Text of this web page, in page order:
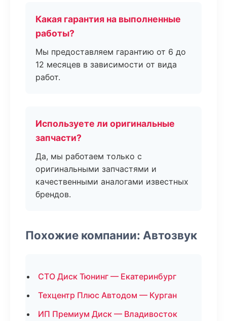
Какая гарантия на выполненные
работы?
Мы предоставляем гарантию от 6 до
12 месяцев в зависимости от вида
работ.
Используете ли оригинальные
запчасти?
Да, мы работаем только с
оригинальными запчастями и
качественными аналогами известных
брендов.
Похожие компании: Автозвук
СТО Диск Тюнинг — Екатеринбург
Техцентр Плюс Автодом — Курган
ИП Премиум Диск — Владивосток